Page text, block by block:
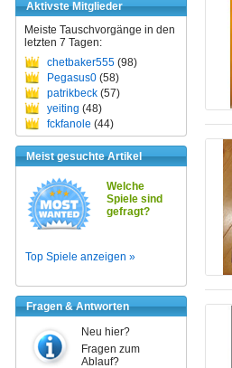
Aktivste Mitglieder
Meiste Tauschvorgänge in den
letzten 7 Tagen:
chetbaker555 (98)
Pegasus0 (58)
patrikbeck (57)
yeiting (48)
fckfanole (44)
Meist gesuchte Artikel
Welche
Spiele sind
gefragt?
Top Spiele anzeigen »
Fragen & Antworten
Neu hier?
Fragen zum
Ablauf?